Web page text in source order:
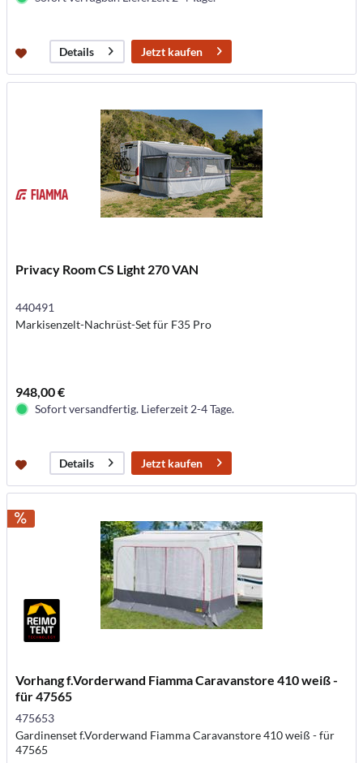
Details Jetzt kaufen
Privacy Room CS Light 270 VAN
440491
Markisenzelt-Nachrüst-Set für F35 Pro
948,00 €
Sofort versandfertig. Lieferzeit 2-4 Tage.
Details Jetzt kaufen
Vorhang f.Vorderwand Fiamma Caravanstore 410 weiß -
für 47565
475653
Gardinenset f.Vorderwand Fiamma Caravanstore 410 weiß - für
47565